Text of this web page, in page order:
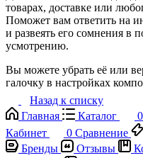
товарах, доставке или
Поможет вам ответить на
и развеять его сомнения в
усмотрению.
Вы можете убрать её или
галочку в настройках
Назад к списку
Главная
Каталог 0
Кабинет
0 Сравнение
Бренды
Отзывы